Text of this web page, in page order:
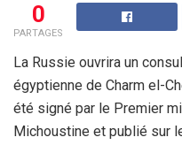
0
PARTAGES
La Russie ouvrira un
égyptienne de Charm el-
été signé par le Premier
Michoustine et publié sur